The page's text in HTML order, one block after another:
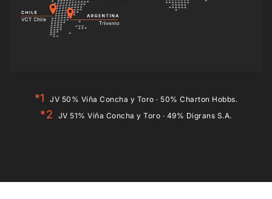
*1 JV 50% Viña Concha y Toro · 50% Charton Hobbs.
*2 JV 51% Viña Concha y Toro · 49% Digrans S.A.